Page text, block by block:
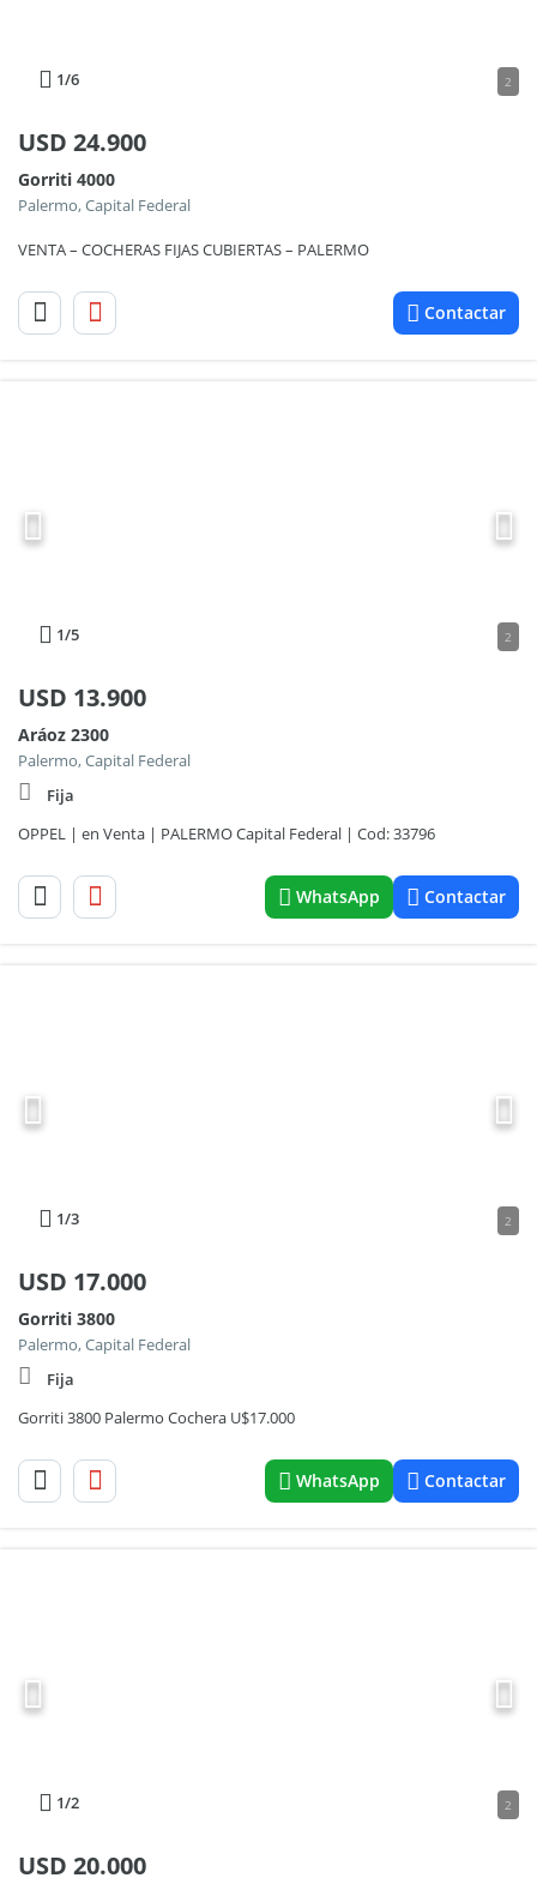
1/6 2
USD 24.900
Gorriti 4000
Palermo, Capital Federal
VENTA – COCHERAS FIJAS CUBIERTAS – PALERMO
Contactar
1/5 2
USD 13.900
Aráoz 2300
Palermo, Capital Federal
Fija
OPPEL | en Venta | PALERMO Capital Federal | Cod: 33796
WhatsApp Contactar
1/3 2
USD 17.000
Gorriti 3800
Palermo, Capital Federal
Fija
Gorriti 3800 Palermo Cochera U$17.000
WhatsApp Contactar
1/2 2
USD 20.000